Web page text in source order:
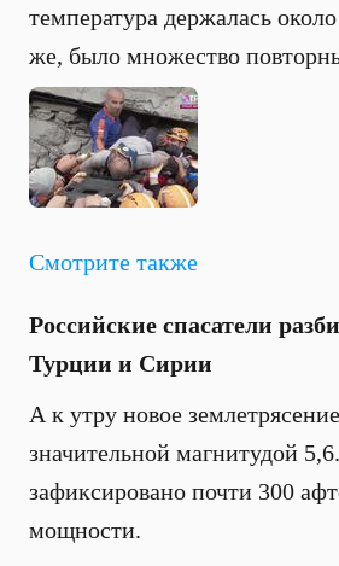
температура держалась
же, было множество
Смотрите также
Российские спасатели
Турции и Сирии
А к утру новое
значительной магнитудой
зафиксировано почти 300
мощности.